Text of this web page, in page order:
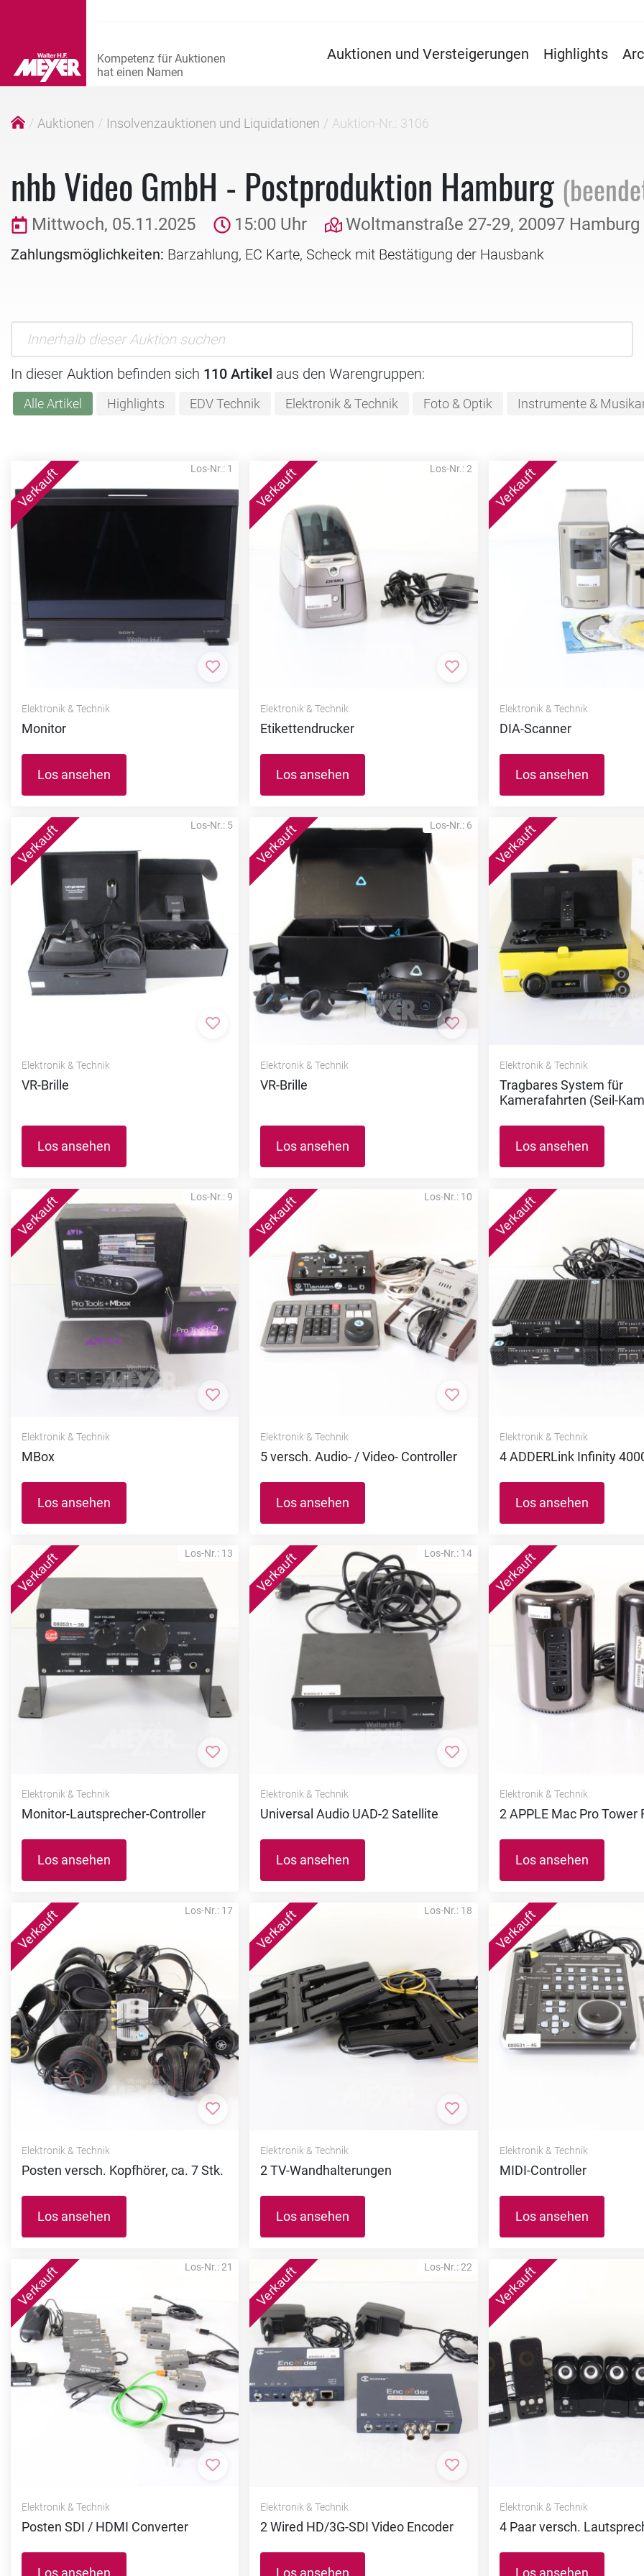
Auktionen und Versteigerungen Highlights
Auktionen Insolvenzauktionen und Liquidationen Auktion-Nr.: 3106
nhb Video GmbH - Postproduktion Hamburg
Mittwoch, 05.11.2025 15:00 Uhr Woltmanstraße 27-29, 20097 Hamburg
Zahlungsmöglichkeiten: Barzahlung, EC Karte, Scheck mit Bestätigung der Hausbank
In dieser Auktion befinden sich 110 Artikel aus den Warengruppen:
Alle Artikel Highlights EDV Technik Elektronik & Technik Foto & Optik Instrumente &
Los-Nr.: 1
Zur Merkliste hinzufügen
Elektronik & Technik
Monitor
Los ansehen
Los-Nr.: 2
Zur Merkliste hinzufügen
Elektronik & Technik
Etikettendrucker
Los ansehen
Elektronik & Technik
DIA-Scanner
Los ansehen
Los-Nr.: 5
Zur Merkliste hinzufügen
Elektronik & Technik
VR-Brille
Los ansehen
Los-Nr.: 6
Zur Merkliste hinzufügen
Elektronik & Technik
VR-Brille
Los ansehen
Elektronik & Technik
Tragbares System für
Kamerafahrten (Seil-
Los ansehen
Los-Nr.: 9
Zur Merkliste hinzufügen
Elektronik & Technik
MBox
Los ansehen
Los-Nr.: 10
Zur Merkliste hinzufügen
Elektronik & Technik
5 versch. Audio- / Video- Controller
Los ansehen
Elektronik & Technik
4 ADDERLink Infinity
Los ansehen
Los-Nr.: 13
Zur Merkliste hinzufügen
Elektronik & Technik
Monitor-Lautsprecher-Controller
Los ansehen
Los-Nr.: 14
Zur Merkliste hinzufügen
Elektronik & Technik
Universal Audio UAD-2 Satellite
Los ansehen
Elektronik & Technik
2 APPLE Mac Pro Tower
Los ansehen
Los-Nr.: 17
Zur Merkliste hinzufügen
Elektronik & Technik
Posten versch. Kopfhörer, ca. 7 Stk.
Los ansehen
Los-Nr.: 18
Zur Merkliste hinzufügen
Elektronik & Technik
2 TV-Wandhalterungen
Los ansehen
Elektronik & Technik
MIDI-Controller
Los ansehen
Los-Nr.: 21
Zur Merkliste hinzufügen
Elektronik & Technik
Posten SDI / HDMI Converter
Los ansehen
Los-Nr.: 22
Zur Merkliste hinzufügen
Elektronik & Technik
2 Wired HD/3G-SDI Video Encoder
Los ansehen
Elektronik & Technik
4 Paar versch.
Los ansehen